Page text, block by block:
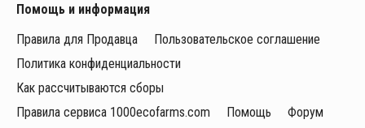
Помощь и информация
Правила для Продавца
Пользовательское соглашение
Политика конфиденциальности
Как рассчитываются сборы
Правила сервиса 1000ecofarms.com
Помощь
Форум